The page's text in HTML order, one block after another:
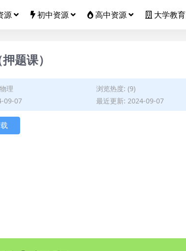
源 初中资源 高中资源 大学教育
题课）
理
浏览热度: (9)
09-07
最近更新: 2024-09-07